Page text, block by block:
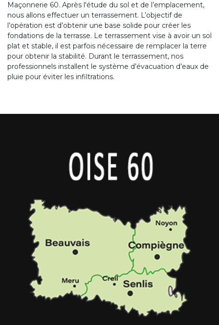
Maçonnerie 60. Après l'étude du sol et de l’emplacement,
nous allons effectuer un terrassement. L’objectif de
l’opération est d’obtenir une base solide pour créer les
fondations de la terrasse. Le terrassement vise à avoir un sol
plat et stable, il est parfois nécessaire de remplacer la terre
pour obtenir la stabilité. Durant le terrassement, nos
professionnels installent le système d’évacuation d’eaux de
pluie pour éviter les infiltrations.